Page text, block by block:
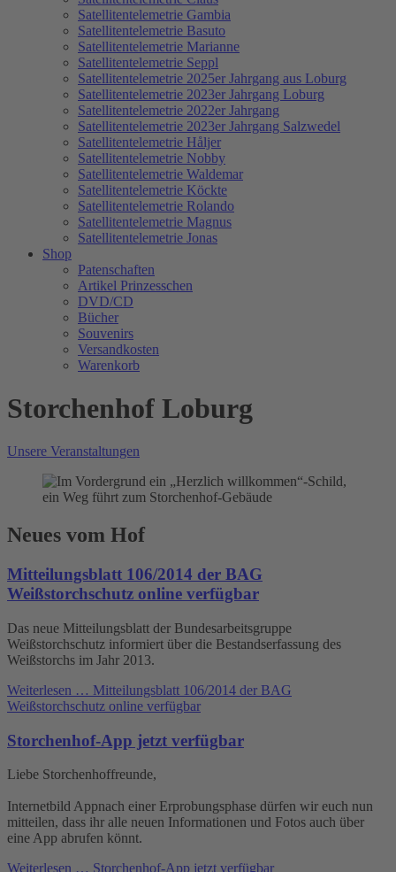
Satellitentelemetrie Gambia
Satellitentelemetrie Basuto
Satellitentelemetrie Marianne
Satellitentelemetrie Seppl
Satellitentelemetrie 2025er Jahrgang aus Loburg
Satellitentelemetrie 2023er Jahrgang Loburg
Satellitentelemetrie 2022er Jahrgang
Satellitentelemetrie 2023er Jahrgang Salzwedel
Satellitentelemetrie Håljer
Satellitentelemetrie Nobby
Satellitentelemetrie Waldemar
Satellitentelemetrie Köckte
Satellitentelemetrie Rolando
Satellitentelemetrie Magnus
Satellitentelemetrie Jonas
Shop
Patenschaften
Artikel Prinzesschen
DVD/CD
Bücher
Souvenirs
Versandkosten
Warenkorb
Storchenhof Loburg
Unsere Veranstaltungen
Neues vom Hof
Mitteilungsblatt 106/2014 der BAG
Weißstorchschutz online verfügbar
Das neue Mitteilungsblatt der Bundesarbeitsgruppe
Weißstorchschutz informiert über die Bestandserfassung des
Weißstorchs im Jahr 2013.
Weiterlesen … Mitteilungsblatt 106/2014 der BAG
Weißstorchschutz online verfügbar
Storchenhof-App jetzt verfügbar
Liebe Storchenhoffreunde,
Internetbild Appnach einer Erprobungsphase dürfen wir euch nun
mitteilen, dass ihr alle neuen Informationen und Fotos auch über
eine App abrufen könnt.
Weiterlesen … Storchenhof-App jetzt verfügbar